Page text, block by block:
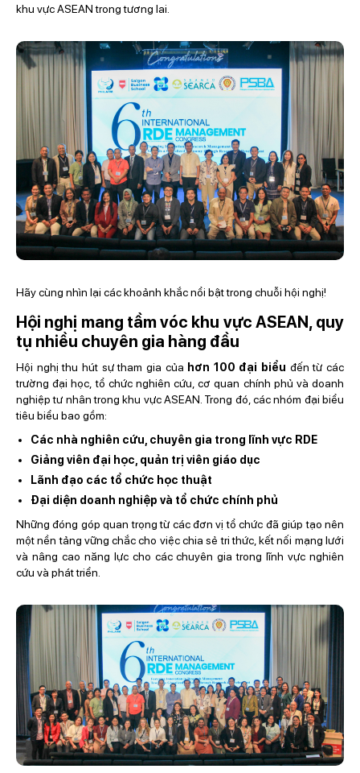
khu vực ASEAN trong tương lai.
Hãy cùng nhìn lại các khoảnh khắc nổi bật trong chuỗi hội nghị!
Hội nghị mang tầm vóc khu vực ASEAN, quy
tụ nhiều chuyên gia hàng đầu
Hội nghị thu hút sự tham gia của hơn 100 đại biểu đến từ các
trường đại học, tổ chức nghiên cứu, cơ quan chính phủ và doanh
nghiệp tư nhân trong khu vực ASEAN. Trong đó, các nhóm đại biểu
tiêu biểu bao gồm:
Các nhà nghiên cứu, chuyên gia trong lĩnh vực RDE
Giảng viên đại học, quản trị viên giáo dục
Lãnh đạo các tổ chức học thuật
Đại diện doanh nghiệp và tổ chức chính phủ
Những đóng góp quan trọng từ các đơn vị tổ chức đã giúp tạo nên
một nền tảng vững chắc cho việc chia sẻ tri thức, kết nối mạng lưới
và nâng cao năng lực cho các chuyên gia trong lĩnh vực nghiên
cứu và phát triển.